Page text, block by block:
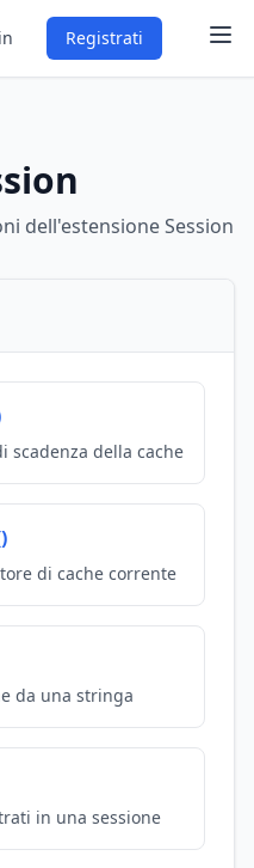
Registrati
dell'estensione Session
scadenza della cache
di cache corrente
da una stringa
in una sessione